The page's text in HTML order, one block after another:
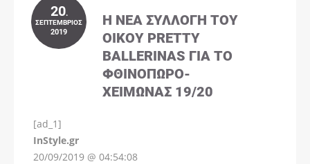
20.
ΣΕΠΤΈΜΒΡΙΟΣ
2019
Η ΝΈΑ ΣΥΛΛΟΓΉ ΤΟΥ
ΟΊΚΟΥ PRETTY
BALLERINAS ΓΙΑ ΤΟ
ΦΘΙΝΌΠΩΡΟ-
ΧΕΙΜΏΝΑΣ 19/20
[ad_1]
InStyle.gr
20/09/2019 @ 04:54:08